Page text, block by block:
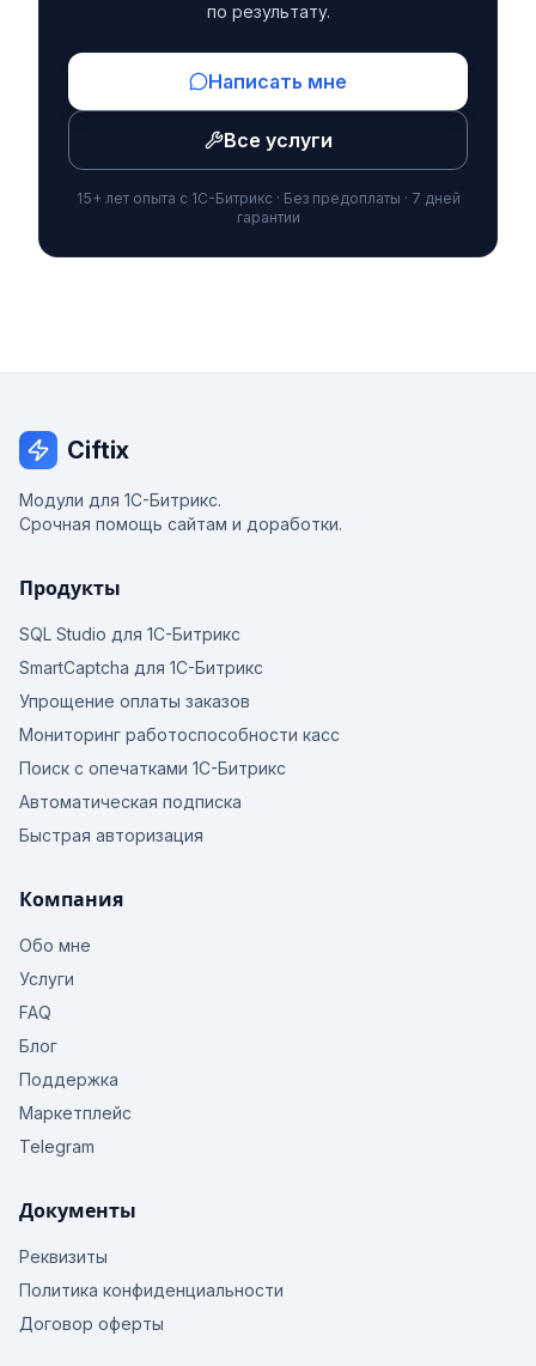
по результату.
Написать мне
Все услуги
15+ лет опыта с 1С-Битрикс · Без предоплаты · 7 дней
гарантии
Ciftix
Модули для 1С-Битрикс.
Срочная помощь сайтам и доработки.
Продукты
SQL Studio для 1С-Битрикс
SmartCaptcha для 1С-Битрикс
Упрощение оплаты заказов
Мониторинг работоспособности касс
Поиск с опечатками 1С-Битрикс
Автоматическая подписка
Быстрая авторизация
Компания
Обо мне
Услуги
FAQ
Блог
Поддержка
Маркетплейс
Telegram
Документы
Реквизиты
Политика конфиденциальности
Договор оферты